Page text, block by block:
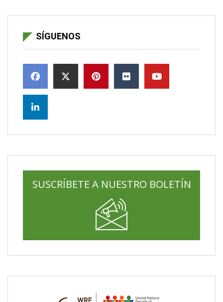
SÍGUENOS
SUSCRÍBETE A NUESTRO BOLETÍN